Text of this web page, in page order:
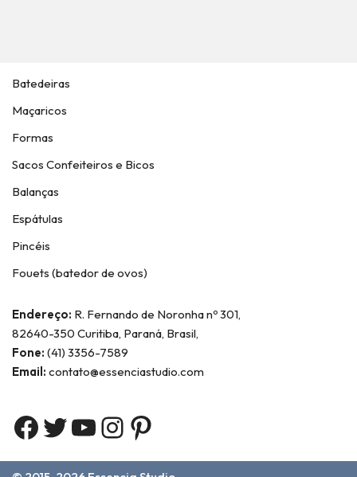
Batedeiras
Maçaricos
Formas
Sacos Confeiteiros e Bicos
Balanças
Espátulas
Pincéis
Fouets (batedor de ovos)
Endereço: R. Fernando de Noronha nº 301,
82640-350 Curitiba, Paraná, Brasil,
Fone: (41) 3356-7589
Email: contato@essenciastudio.com